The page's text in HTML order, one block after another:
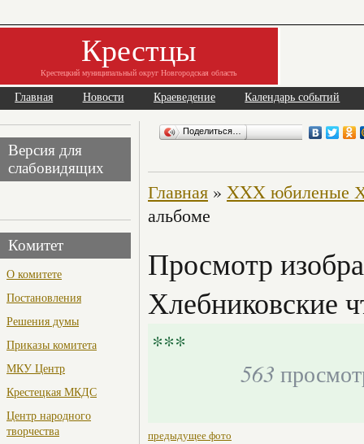
Крестцы
Крестецкий муниципальный округ Новгородская область
Главная Новости Краеведение Календарь событий
Версия для
слабовидящих
Комитет
О комитете
Постановления
Решения думы
Приказы комитета
МКУ Центр
Крестецкая МКДС
Центр народного
творчества
Поделиться…
Главная » XXX юбиленые
альбоме
Просмотр
Хлебниковские
***
563
предыдущее фото